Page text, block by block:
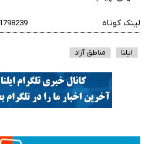
لینک کوتاه
ایلنا مناطق آزاد